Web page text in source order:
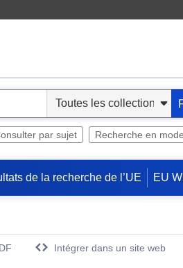
par sujet Recherche en
de la recherche de l’UE EU
Intégrer dans un site web